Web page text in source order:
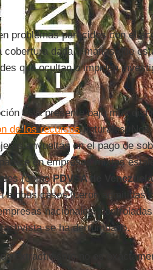
problemas parecidos con el
dada a mafias que
que ocultan o impiden
está presente bajo muy
de los recursosnaturales. Nos
envueltas en el pago de
en empresas mixtas
(comoPDVSA de Venezuela
ambos casos fueron admitidas
nacionales,
se ha derrumbado.
extractivismo no es